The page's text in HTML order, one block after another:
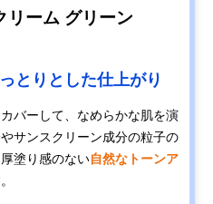
リーム グリーン
とりとした仕上がり
バーして、なめらかな肌を演
サンスクリーン成分の粒子の
塗り感のない自然なトーンア